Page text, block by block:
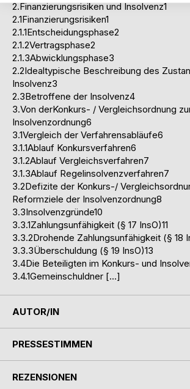
2.Finanzierungsrisiken und Insolvenz1
2.1Finanzierungsrisiken1
2.1.1Entscheidungsphase2
2.1.2Vertragsphase2
2.1.3Abwicklungsphase3
2.2Idealtypische Beschreibung des
Insolvenz3
2.3Betroffene der Insolvenz4
3.Von derKonkurs- / Vergleichsordnung
Insolvenzordnung6
3.1Vergleich der Verfahrensabläufe6
3.1.1Ablauf Konkursverfahren6
3.1.2Ablauf Vergleichsverfahren7
3.1.3Ablauf Regelinsolvenzverfahren7
3.2Defizite der Konkurs-/
Reformziele der Insolvenzordnung8
3.3Insolvenzgründe10
3.3.1Zahlungsunfähigkeit (§ 17 InsO)11
3.3.2Drohende Zahlungsunfähigkeit (§ 18
3.3.3Überschuldung (§ 19 InsO)13
3.4Die Beteiligten im Konkurs- und
3.4.1Gemeinschuldner […]
AUTOR/IN
PRESSESTIMMEN
REZENSIONEN